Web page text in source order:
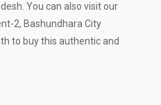
You can also visit our
2, Bashundhara City
to buy this authentic and